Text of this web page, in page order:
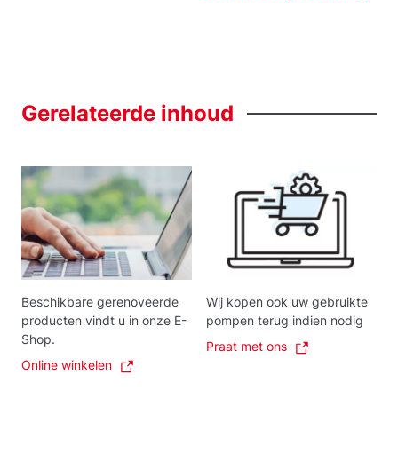
Gerelateerde inhoud
Beschikbare gerenoveerde
producten vindt u in onze E-
Shop.
Online winkelen
Wij kopen ook uw gebruikte
pompen terug indien nodig
Praat met ons